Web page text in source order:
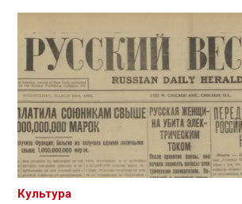
Культура